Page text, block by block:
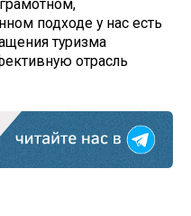
подходе у нас есть
туризма
отрасль